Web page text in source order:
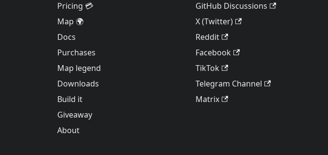
Pricing 💳
Map 🌍
Docs
Purchases
Map legend
Downloads
Build it
Giveaway
About
GitHub Discussions
X (Twitter)
Reddit
Facebook
TikTok
Telegram Channel
Matrix